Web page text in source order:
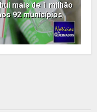
mais de 1 milhão
92 municípios